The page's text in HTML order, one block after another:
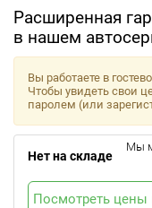
Расширенная
в нашем
Вы работаете в
Чтобы увидеть свои
паролем (или
Нет на складе
Мы
Посмотреть цены